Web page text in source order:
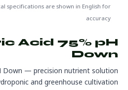
specifications are shown in English for
accuracy
Acid 75% pH
Down
Down — precision nutrient solution
and greenhouse cultivation.